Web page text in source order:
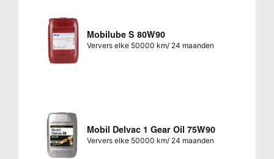
Mobilube S 80W90
Ververs elke 50000 km/ 24 maanden
Mobil Delvac 1 Gear Oil 75W90
Ververs elke 50000 km/ 24 maanden